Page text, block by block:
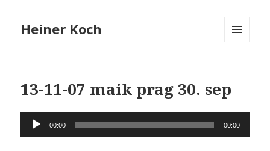
Heiner Koch
13-11-07 maik prag 30. sep
Audio-
Player
00:00 00:00